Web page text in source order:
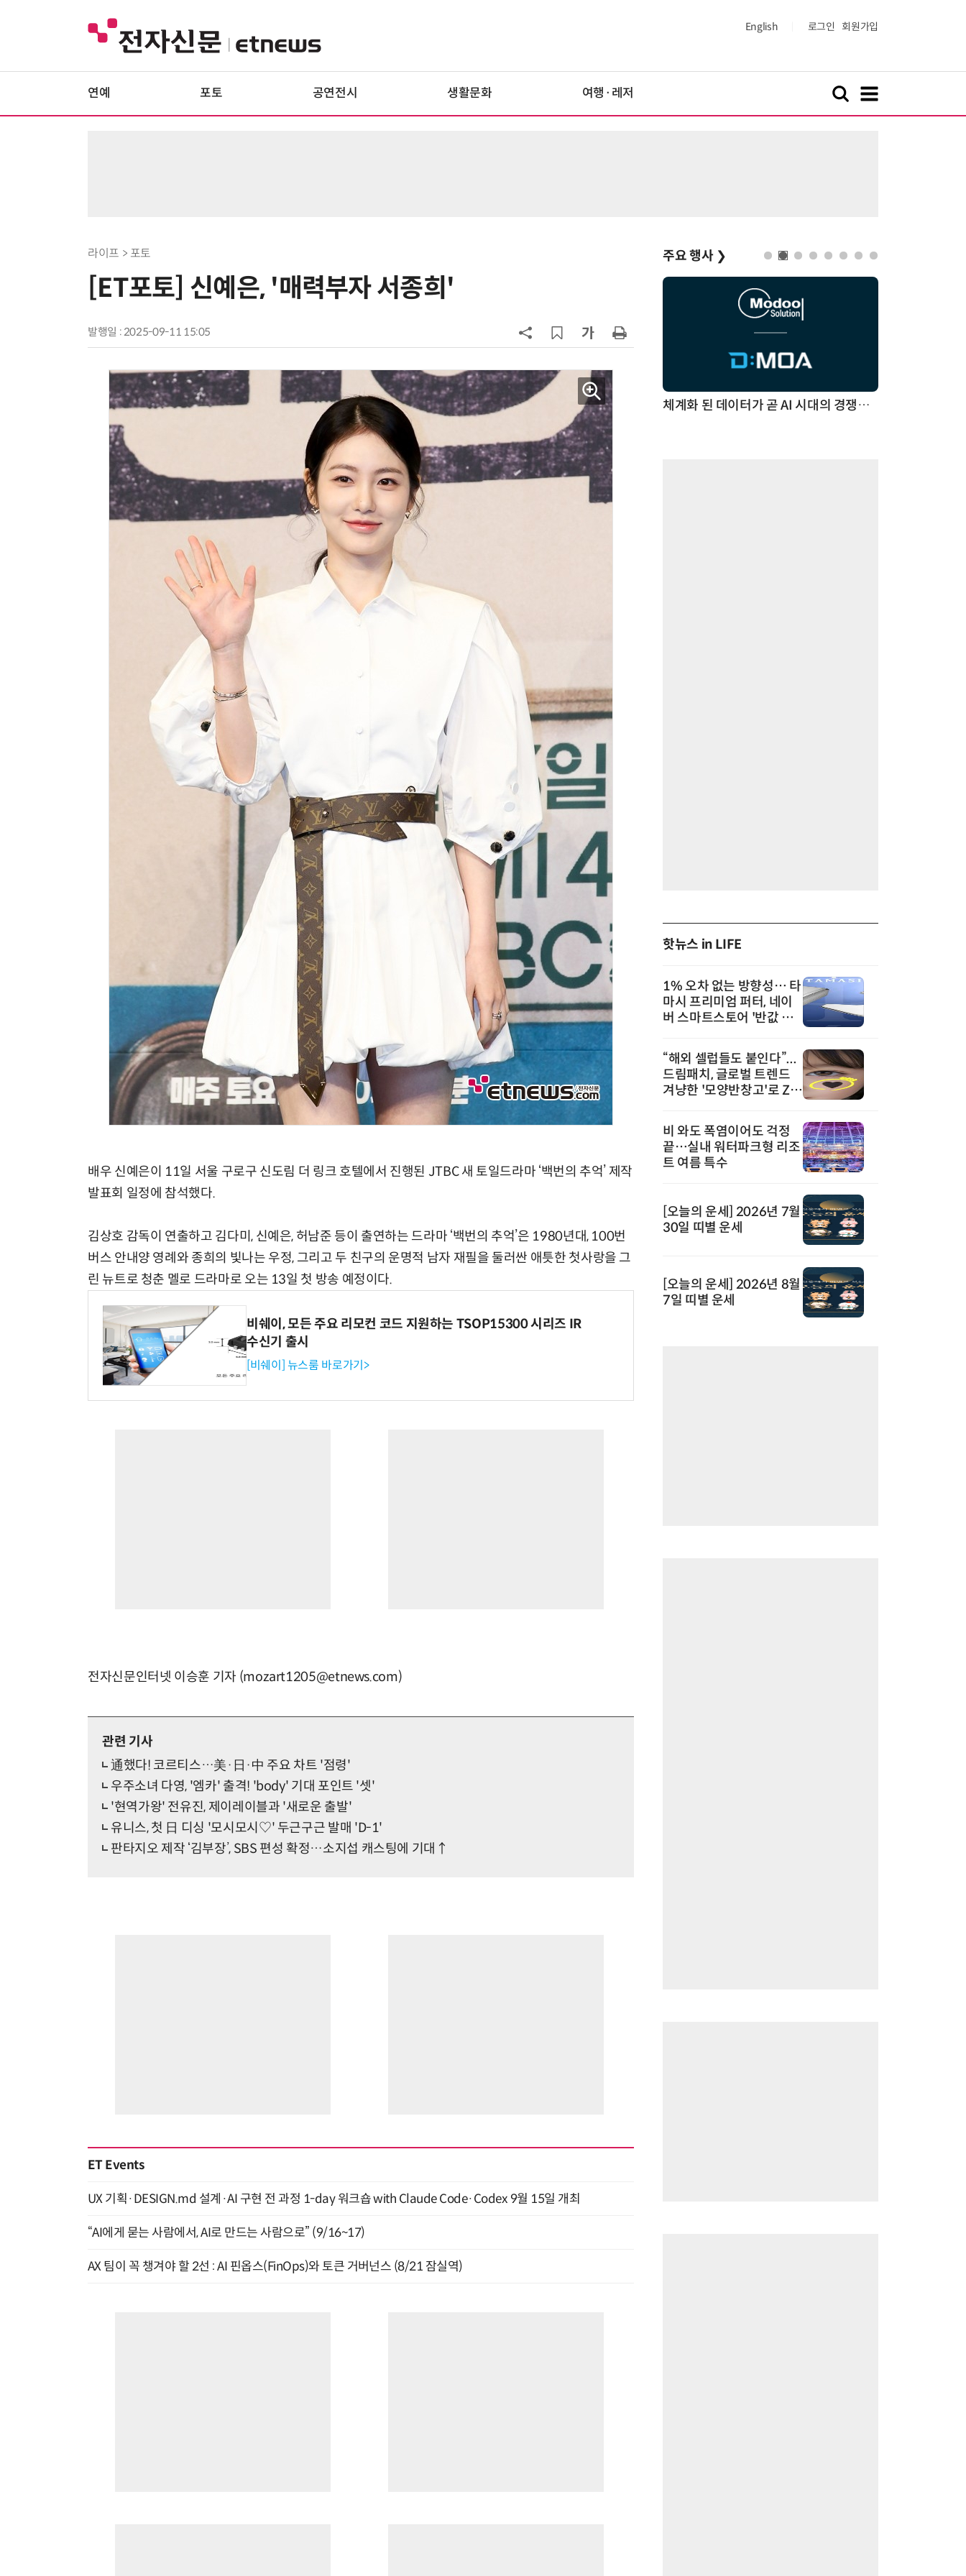
English 로그인 회원가입
연예 포토 공연전시 생활문화 여행·레저
라이프 > 포토
[ET포토] 신예은, '매력부자 서종희'
발행일 : 2025-09-11 15:05
배우 신예은이 11일 서울 구로구 신도림 더 링크 호텔에서 진행된 JTBC 새 토일드라마 ‘백번의 추억’ 제작
발표회 일정에 참석했다.
김상호 감독이 연출하고 김다미, 신예은, 허남준 등이 출연하는 드라마 ‘백번의 추억’은 1980년대, 100번
버스 안내양 영례와 종희의 빛나는 우정, 그리고 두 친구의 운명적 남자 재필을 둘러싼 애틋한 첫사랑을 그
린 뉴트로 청춘 멜로 드라마로 오는 13일 첫 방송 예정이다.
비쉐이, 모든 주요 리모컨 코드 지원하는 TSOP15300 시리즈 IR
수신기 출시
[비쉐이] 뉴스룸 바로가기>
전자신문인터넷 이승훈 기자 (mozart1205@etnews.com)
관련 기사
通했다! 코르티스…美·日·中 주요 차트 '점령'
우주소녀 다영, '엠카' 출격! 'body' 기대 포인트 '셋'
'현역가왕' 전유진, 제이레이블과 '새로운 출발'
유니스, 첫 日 디싱 '모시모시♡' 두근구근 발매 'D-1'
판타지오 제작 ‘김부장’, SBS 편성 확정…소지섭 캐스팅에 기대↑
ET Events
UX 기획·DESIGN.md 설계·AI 구현 전 과정 1-day 워크숍 with Claude Code·Codex 9월 15일 개최
“AI에게 묻는 사람에서, AI로 만드는 사람으로” (9/16~17)
AX 팀이 꼭 챙겨야 할 2선 : AI 핀옵스(FinOps)와 토큰 거버넌스 (8/21 잠실역)
주요 행사 ❯
AI Native Enterprise를 지원하는 AI Ready Data 플랫폼 활용 전략 체계화 된 데이터가 곧 AI 시대의 경쟁력이다
핫뉴스 in LIFE
1% 오차 없는 방향성… 타
마시 프리미엄 퍼터, 네이
버 스마트스토어 '반값 할
“해외 셀럽들도 붙인다”...
드림패치, 글로벌 트렌드
겨냥한 '모양반창고'로 Z세
비 와도 폭염이어도 걱정
끝…실내 워터파크형 리조
트 여름 특수
[오늘의 운세] 2026년 7월
30일 띠별 운세
[오늘의 운세] 2026년 8월
7일 띠별 운세